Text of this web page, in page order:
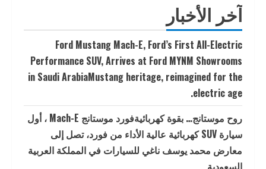
آخر الأخبار
Ford Mustang Mach-E, Ford’s First All-Electric
Performance SUV, Arrives at Ford MYNM Showrooms
in Saudi ArabiaMustang heritage, reimagined for the
electric age.
روح موستانج… بقوة كهربائيةفورد موستانج Mach-E ، أول
سيارة SUV كهربائية عالية الأداء من فورد، تصل إلى
معارض محمد يوسف ناغي للسيارات في المملكة العربية